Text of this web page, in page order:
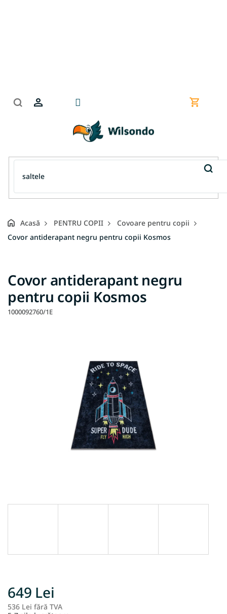
Coş
Acasă PENTRU COPII
Covoare pentru copii
Covor antiderapant negru pentru copii Kosmos
Covor antiderapant negru
pentru copii Kosmos
1000092760/1E
649 Lei
536 Lei fără TVA